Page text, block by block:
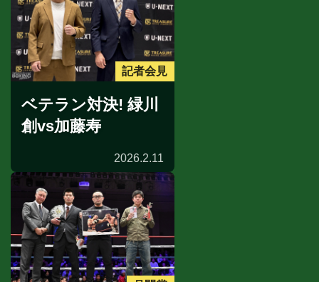
記者会見
ベテラン対決! 緑川
創vs加藤寿
2026.2.11